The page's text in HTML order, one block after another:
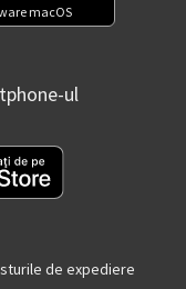
macOS
ul
de expediere